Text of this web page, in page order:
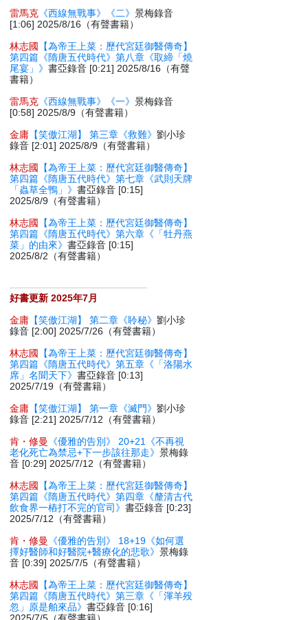
雷馬克 《西線無戰事》《二》景梅錄音
[1:06] 2025/8/16（有聲書籍）
林志國
【為帝王上菜：歷代宮廷御醫傳奇】
第四篇《隋唐五代時代》第八章《取締「燒
尾宴」》書亞錄音 [0:21] 2025/8/16（有聲
書籍）
雷馬克 《西線無戰事》《一》景梅錄音
[0:58] 2025/8/9（有聲書籍）
金庸 【笑傲江湖】 第三章《救難》劉小珍
錄音 [2:01] 2025/8/9（有聲書籍）
林志國
【為帝王上菜：歷代宮廷御醫傳奇】
第四篇《隋唐五代時代》第七章《武則天牌
「蟲草全鴨」》書亞錄音 [0:15]
2025/8/9（有聲書籍）
林志國
【為帝王上菜：歷代宮廷御醫傳奇】
第四篇《隋唐五代時代》第六章《「牡丹燕
菜」的由來》書亞錄音 [0:15]
2025/8/2（有聲書籍）
好書更新 2025年7月
金庸 【笑傲江湖】 第二章《聆秘》劉小珍
錄音 [2:00] 2025/7/26（有聲書籍）
林志國
【為帝王上菜：歷代宮廷御醫傳奇】
第四篇《隋唐五代時代》第五章《「洛陽水
席」名聞天下》書亞錄音 [0:13]
2025/7/19（有聲書籍）
金庸 【笑傲江湖】 第一章《滅門》劉小珍
錄音 [2:21] 2025/7/12（有聲書籍）
肯・修曼
《優雅的告別》 20+21《不再視
老化死亡為禁忌+下一步該往那走》景梅錄
音 [0:29] 2025/7/12（有聲書籍）
林志國
【為帝王上菜：歷代宮廷御醫傳奇】
第四篇《隋唐五代時代》第四章《釐清古代
飲食界一樁打不完的官司》書亞錄音 [0:23]
2025/7/12（有聲書籍）
肯・修曼
《優雅的告別》 18+19《如何選
擇好醫師和好醫院+醫療化的悲歌》景梅錄
音 [0:39] 2025/7/5（有聲書籍）
林志國
【為帝王上菜：歷代宮廷御醫傳奇】
第四篇《隋唐五代時代》第三章《「渾羊殁
忽」原是舶來品》書亞錄音 [0:16]